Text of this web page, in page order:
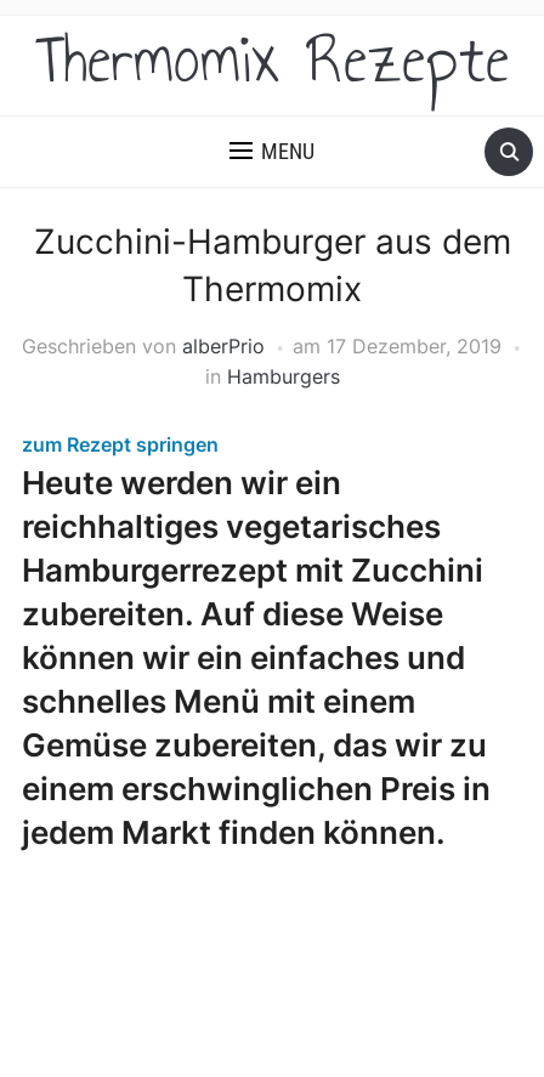
Thermomix Rezepte
MENU
Zucchini-Hamburger aus dem
Thermomix
Geschrieben von alberPrio am 17 Dezember, 2019
in Hamburgers
zum Rezept springen
Heute werden wir ein
reichhaltiges vegetarisches
Hamburgerrezept mit Zucchini
zubereiten. Auf diese Weise
können wir ein einfaches und
schnelles Menü mit einem
Gemüse zubereiten, das wir zu
einem erschwinglichen Preis in
jedem Markt finden können.